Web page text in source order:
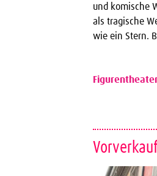
und komische
als tragische
wie ein Stern.